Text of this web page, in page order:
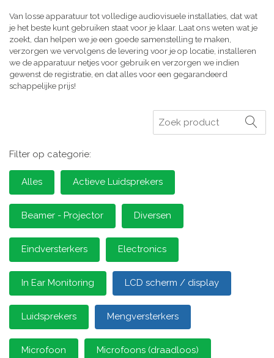
Van losse apparatuur tot volledige audiovisuele installaties, dat wat
je het beste kunt gebruiken staat voor je klaar. Laat ons weten wat je
zoekt, dan helpen we je een goede samenstelling te maken,
verzorgen we vervolgens de levering voor je op locatie, installeren
we de apparatuur netjes voor gebruik en verzorgen we indien
gewenst de registratie, en dat alles voor een gegarandeerd
schappelijke prijs!
Zoeken
Filter op categorie:
Alles Actieve Luidsprekers
Beamer - Projector Diversen
Eindversterkers Electronics
In Ear Monitoring LCD scherm / display
Luidsprekers Mengversterkers
Microfoon Microfoons (draadloos)